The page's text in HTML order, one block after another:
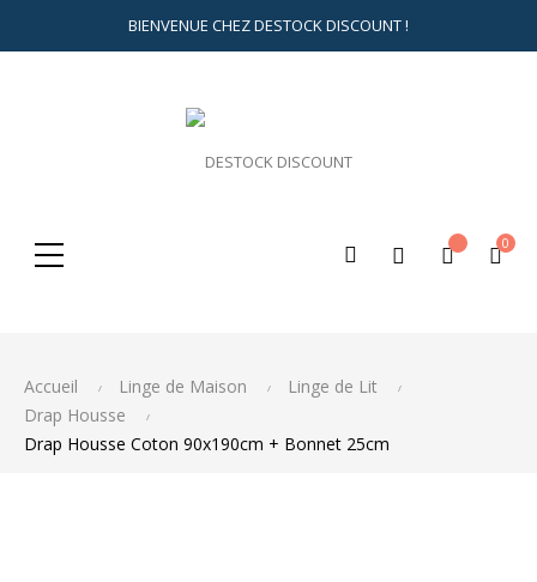
BIENVENUE CHEZ DESTOCK DISCOUNT !
Rechercher 0
Accueil Linge de Maison
Linge de Lit
Drap Housse
Drap Housse Coton 90x190cm + Bonnet 25cm